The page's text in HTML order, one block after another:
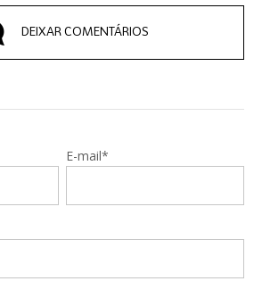
DEIXAR COMENTÁRIOS
E-mail*